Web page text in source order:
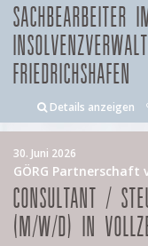
SACHBEARBEITER
FRIEDRICHSHAFEN
Details anzeigen
30. Juni 2026
GÖRG Partnerschaft
CONSULTANT /
(M/W/D) IN